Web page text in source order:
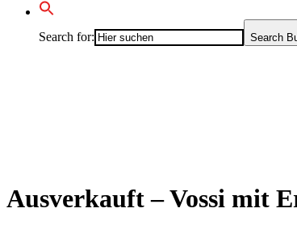
Search for: Search
Ausverkauft – Vossi mit